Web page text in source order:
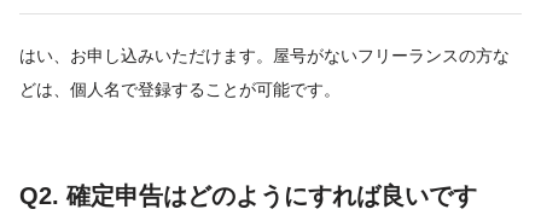
はい、お申し込みいただけます。屋号がないフリーランスの方な
どは、個人名で登録することが可能です。
Q2. 確定申告はどのようにすれば良いです